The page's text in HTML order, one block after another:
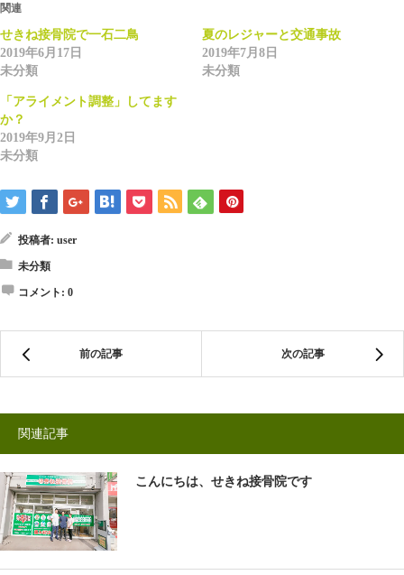
ィ
ン
ド
ウ
で
き
リ
ッ
ク
だ
ン
ド
関連
せきね接骨院で一石二鳥
2019年6月17日
未分類
夏のレジャーと交通事故
2019年7月8日
未分類
「アライメント調整」してます
か？
2019年9月2日
未分類
投稿者: user
未分類
コメント: 0
前の記事 次の記事
関連記事
こんにちは、せきね接骨院です